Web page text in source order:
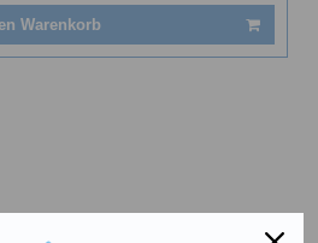
Warenkorb